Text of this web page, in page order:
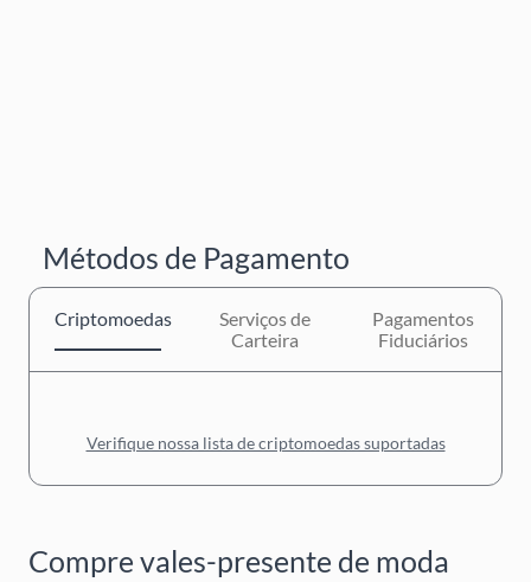
Métodos de Pagamento
Criptomoedas
Serviços de
Carteira
Pagamentos
Fiduciários
Verifique nossa lista de criptomoedas suportadas
Compre vales-presente de moda